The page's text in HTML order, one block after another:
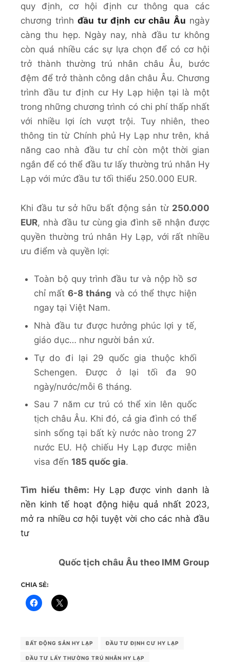
quy định, cơ hội định cư thông qua các
chương trình đầu tư định cư châu Âu ngày
càng thu hẹp. Ngày nay, nhà đầu tư không
còn quá nhiều các sự lựa chọn để có cơ hội
trở thành thường trú nhân châu Âu, bước
đệm để trở thành công dân châu Âu. Chương
trình đầu tư định cư Hy Lạp hiện tại là một
trong những chương trình có chi phí thấp nhất
với nhiều lợi ích vượt trội. Tuy nhiên, theo
thông tin từ Chính phủ Hy Lạp như trên, khả
năng cao nhà đầu tư chỉ còn một thời gian
ngắn để có thể đầu tư lấy thường trú nhân Hy
Lạp với mức đầu tư tối thiểu 250.000 EUR.
Khi đầu tư sở hữu bất động sản từ 250.000
EUR, nhà đầu tư cùng gia đình sẽ nhận được
quyền thường trú nhân Hy Lạp, với rất nhiều
ưu điểm và quyền lợi:
Toàn bộ quy trình đầu tư và nộp hồ sơ
chỉ mất 6-8 tháng và có thể thực hiện
ngay tại Việt Nam.
Nhà đầu tư được hưởng phúc lợi y tế,
giáo dục… như người bản xứ.
Tự do đi lại 29 quốc gia thuộc khối
Schengen. Được ở lại tối đa 90
ngày/nước/mỗi 6 tháng.
Sau 7 năm cư trú có thể xin lên quốc
tịch châu Âu. Khi đó, cả gia đình có thể
sinh sống tại bất kỳ nước nào trong 27
nước EU. Hộ chiếu Hy Lạp được miễn
visa đến 185 quốc gia.
Tìm hiểu thêm: Hy Lạp được vinh danh là
nền kinh tế hoạt động hiệu quả nhất 2023,
mở ra nhiều cơ hội tuyệt vời cho các nhà đầu
tư
Quốc tịch châu Âu theo IMM Group
CHIA SẺ:
BẤT ĐỘNG SẢN HY LẠP ĐẦU TƯ ĐỊNH CƯ HY LẠP
ĐẦU TƯ LẤY THƯỜNG TRÚ NHÂN HY LẠP